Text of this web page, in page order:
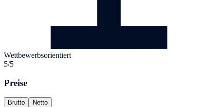
Wettbewerbsorientiert
5/5
Preise
Brutto Netto